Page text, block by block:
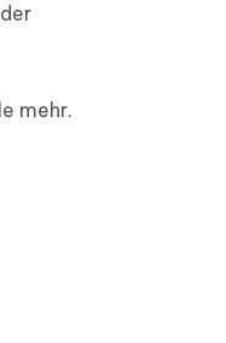
mehr.